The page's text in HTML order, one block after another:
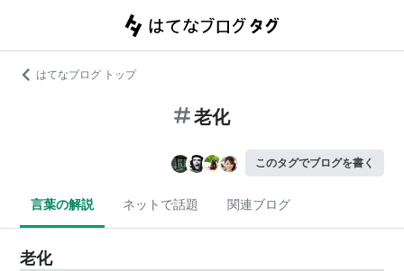
はてなブログ トップ
老化
このタグでブログを書く
言葉の解説 ネットで話題 関連ブログ
老化